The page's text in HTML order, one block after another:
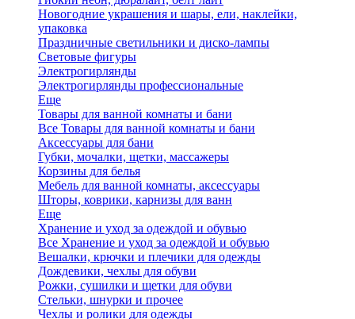
Новогодние украшения и шары, ели, наклейки,
упаковка
Праздничные светильники и диско-лампы
Световые фигуры
Электрогирлянды
Электрогирлянды профессиональные
Еще
Товары для ванной комнаты и бани
Все Товары для ванной комнаты и бани
Аксессуары для бани
Губки, мочалки, щетки, массажеры
Корзины для белья
Мебель для ванной комнаты, аксессуары
Шторы, коврики, карнизы для ванн
Еще
Хранение и уход за одеждой и обувью
Все Хранение и уход за одеждой и обувью
Вешалки, крючки и плечики для одежды
Дождевики, чехлы для обуви
Рожки, сушилки и щетки для обуви
Стельки, шнурки и прочее
Чехлы и ролики для одежды